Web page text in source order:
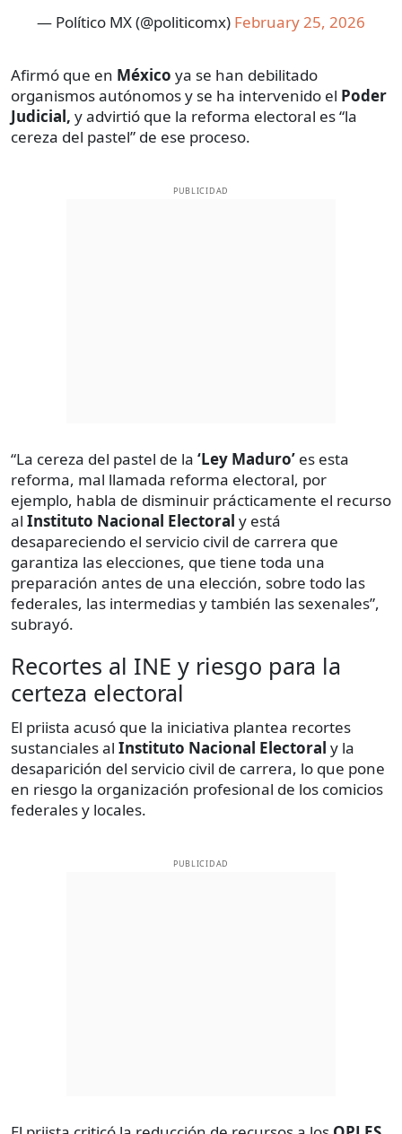
— Político MX (@politicomx) February 25, 2026
Afirmó que en México ya se han debilitado
organismos autónomos y se ha intervenido el Poder
Judicial, y advirtió que la reforma electoral es “la
cereza del pastel” de ese proceso.
PUBLICIDAD
“La cereza del pastel de la ‘Ley Maduro’ es esta
reforma, mal llamada reforma electoral, por
ejemplo, habla de disminuir prácticamente el recurso
al Instituto Nacional Electoral y está
desapareciendo el servicio civil de carrera que
garantiza las elecciones, que tiene toda una
preparación antes de una elección, sobre todo las
federales, las intermedias y también las sexenales”,
subrayó.
Recortes al INE y riesgo para la
certeza electoral
El priista acusó que la iniciativa plantea recortes
sustanciales al Instituto Nacional Electoral y la
desaparición del servicio civil de carrera, lo que pone
en riesgo la organización profesional de los comicios
federales y locales.
PUBLICIDAD